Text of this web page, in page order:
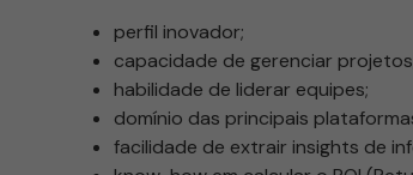
perfil inovador;
capacidade de gerenciar
habilidade de liderar equipes;
domínio das principais
facilidade de extrair insights de